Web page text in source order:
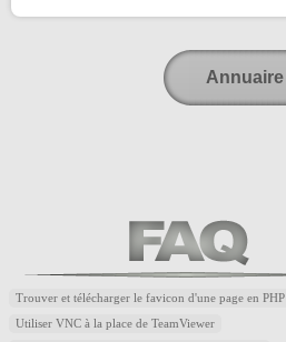
Annuaire
Trouver et télécharger le favicon d'une page en PHP
Utiliser VNC à la place de TeamViewer